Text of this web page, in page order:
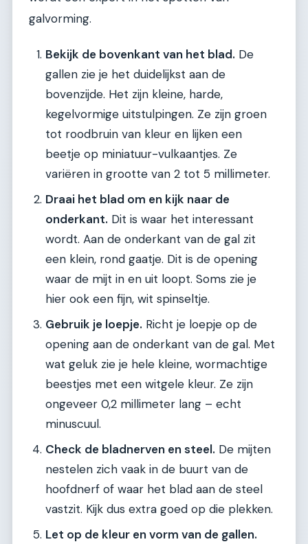
galvorming.
Bekijk de bovenkant van het blad. De
gallen zie je het duidelijkst aan de
bovenzijde. Het zijn kleine, harde,
kegelvormige uitstulpingen. Ze zijn groen
tot roodbruin van kleur en lijken een
beetje op miniatuur-vulkaantjes. Ze
variëren in grootte van 2 tot 5 millimeter.
Draai het blad om en kijk naar de
onderkant. Dit is waar het interessant
wordt. Aan de onderkant van de gal zit
een klein, rond gaatje. Dit is de opening
waar de mijt in en uit loopt. Soms zie je
hier ook een fijn, wit spinseltje.
Gebruik je loepje. Richt je loepje op de
opening aan de onderkant van de gal. Met
wat geluk zie je hele kleine, wormachtige
beestjes met een witgele kleur. Ze zijn
ongeveer 0,2 millimeter lang – echt
minuscuul.
Check de bladnerven en steel. De mijten
nestelen zich vaak in de buurt van de
hoofdnerf of waar het blad aan de steel
vastzit. Kijk dus extra goed op die plekken.
Let op de kleur en vorm van de gallen.